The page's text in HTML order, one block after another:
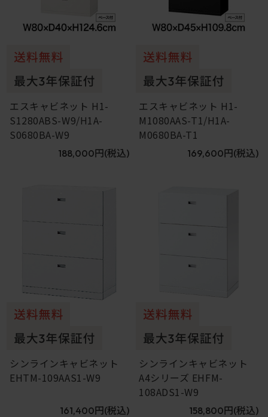
エスキャビネット H1-
S1280ABS-W9/H1A-
S0680BA-W9
188,000円 (税込)
エスキャビネット H1-
M1080AAS-T1/H1A-
M0680BA-T1
169,600円 (税込)
シンラインキャビネット
EHTM-109AAS1-W9
161,400円 (税込)
シンラインキャビネット
A4シリーズ EHFM-
108ADS1-W9
158,800円 (税込)